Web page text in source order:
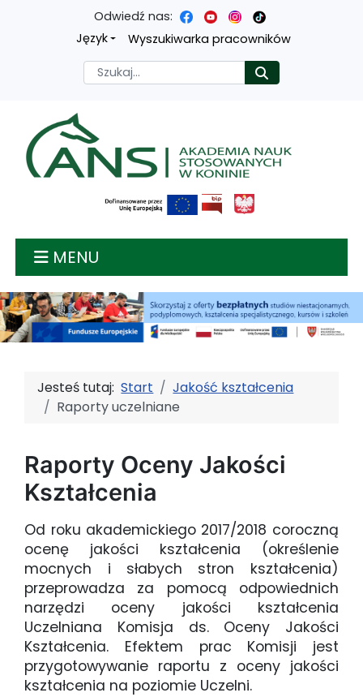
Przejdź
treści
głównej
Przejdź
menu
nawigacyjnego
Przejdź
wyszukiwarki
Przejdź
mapy
strony
Odwiedź nas:
Język
Wyszukiwarka pracowników
Szukaj
Akademia nauk
MENU
Jesteś tutaj:Start
Jakość kształcenia
Raporty uczelniane
Raporty Oceny Jakości
Kształcenia
Od roku akademickiego 2017/2018 coroczną
ocenę jakości kształcenia (określenie
mocnych i słabych stron kształcenia)
przeprowadza za pomocą odpowiednich
narzędzi oceny jakości kształcenia
Uczelniana Komisja ds. Oceny Jakości
Kształcenia. Efektem prac Komisji jest
przygotowywanie raportu z oceny jakości
kształcenia na poziomie Uczelni.